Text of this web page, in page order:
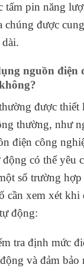
tấm pin năng
chúng được
nguồn điện
được thiết
thường, như
điện công
có thể yêu
số trường
cần xem xét khi
động:
tra định mức
và đảm bảo